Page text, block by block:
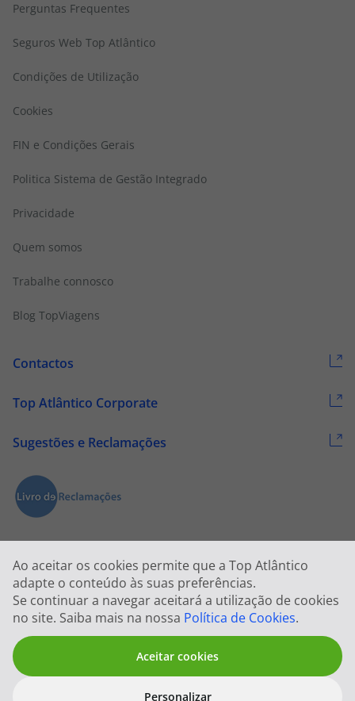
Ao aceitar os cookies permite que a Top Atlântico
adapte o conteúdo às suas preferências.
Se continuar a navegar aceitará a utilização de cookies
no site. Saiba mais na nossa Política de Cookies.
Aceitar cookies
Personalizar
Perguntas Frequentes
Seguros Web Top Atlântico
Condições de Utilização
Cookies
FIN e Condições Gerais
Politica Sistema de Gestão Integrado
Privacidade
Quem somos
Trabalhe connosco
Blog TopViagens
Contactos
Top Atlântico Corporate
Sugestões e Reclamações
2026 © Todos os direitos reservados:Top Atlântico, Viagens e Turismo